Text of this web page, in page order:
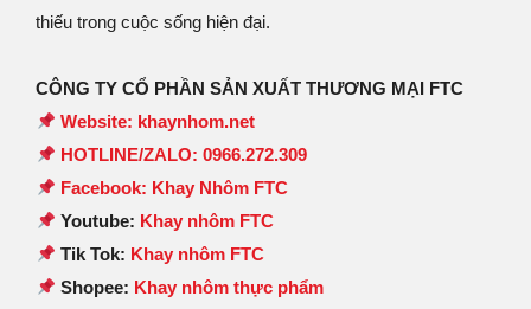
thiếu trong cuộc sống hiện đại.
CÔNG TY CỔ PHẦN SẢN XUẤT THƯƠNG MẠI FTC
Website: khaynhom.net
HOTLINE/ZALO: 0966.272.309
Facebook: Khay Nhôm FTC
Youtube: Khay nhôm FTC
Tik Tok: Khay nhôm FTC
Shopee: Khay nhôm thực phẩm